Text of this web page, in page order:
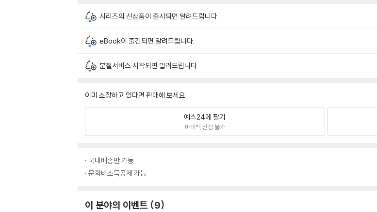
시리즈의 신상품이 출시되면 알려드립니다.
eBook이 출간되면 알려드립니다.
분철서비스 시작되면 알려드립니다.
이미 소장하고 있다면 판매해 보세요.
예스24에 팔기
바이백 신청 불가
국내배송만 가능
문화비소득공제 가능
이 분야의 이벤트 9